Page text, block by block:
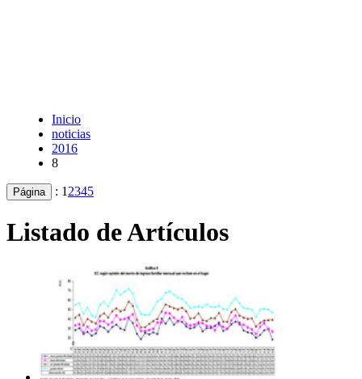
Inicio
noticias
2016
8
Página : 1 2345
Listado de Artículos